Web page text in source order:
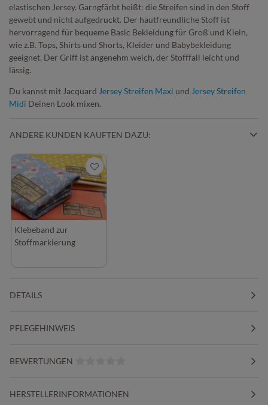
elastischen Jersey. Garngfärbt heißt: die Streifen sind in den Stoff
gewebt und nicht aufgedruckt. Der hautfreundliche Stoff ist
hervorragend für bequeme Basic Bekleidung für Groß und Klein,
wie z.B. Tops, Shirts und Shorts, Kleider und Babybekleidung
geeignet. Der Griff ist angenehm weich, der Stofffall leicht und
lässig.
Du kannst mit Jacquard Jersey Streifen Maxi und Jersey Streifen
Midi Deinen Look mixen.
ANDERE KUNDEN KAUFTEN DAZU:
Klebeband zur
Stoffmarkierung
DETAILS
PFLEGEHINWEIS
BEWERTUNGEN
HERSTELLERINFORMATIONEN